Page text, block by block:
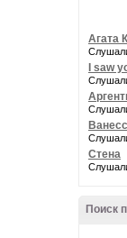
Агата
I saw
Стена
Поиск